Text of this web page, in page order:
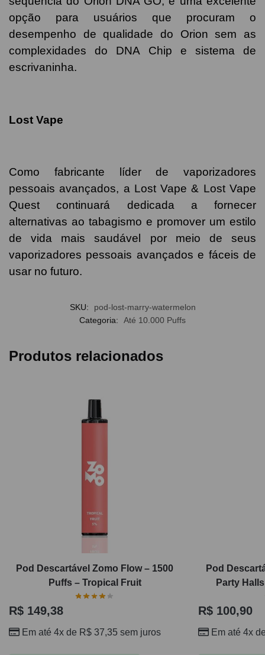
opção para usuários que procuram o
desempenho de qualidade do Orion sem as
complexidades do DNA Chip e sistema de
escrivaninha.
Lost Vape
Como fabricante líder de vaporizadores
pessoais avançados, a Lost Vape & Lost Vape
Quest continuará dedicada a fornecer
alternativas ao tabagismo e promover um estilo
de vida mais saudável por meio de seus
vaporizadores pessoais avançados e fáceis de
usar no futuro.
SKU:
pod-lost-marry-watermelon
Categoria:
Até 10.000 Puffs
Produtos relacionados
Pod Descartável Zomo Flow – 1500
Puffs – Tropical Fruit
R$ 149,38
Em até 4x de R$ 37,35 sem juros
Pod
Party
R$ 100,90
Em até 4x